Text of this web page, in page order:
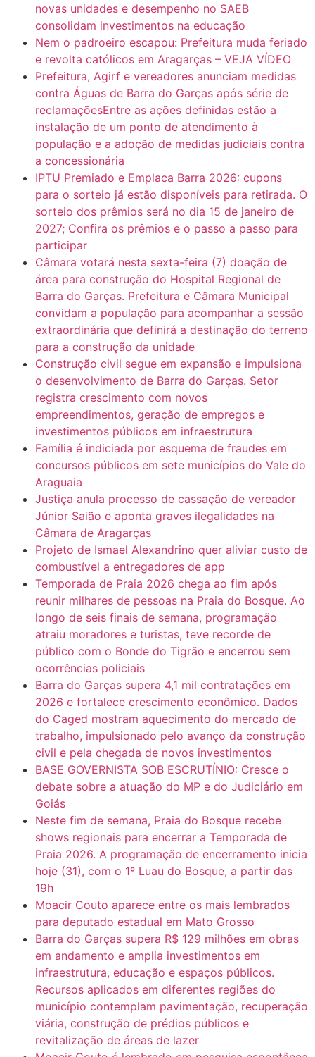
novas unidades e desempenho no SAEB
consolidam investimentos na educação
Nem o padroeiro escapou: Prefeitura muda feriado
e revolta católicos em Aragarças – VEJA VÍDEO
Prefeitura, Agirf e vereadores anunciam medidas
contra Águas de Barra do Garças após série de
reclamaçõesEntre as ações definidas estão a
instalação de um ponto de atendimento à
população e a adoção de medidas judiciais contra
a concessionária
IPTU Premiado e Emplaca Barra 2026: cupons
para o sorteio já estão disponíveis para retirada. O
sorteio dos prêmios será no dia 15 de janeiro de
2027; Confira os prêmios e o passo a passo para
participar
Câmara votará nesta sexta-feira (7) doação de
área para construção do Hospital Regional de
Barra do Garças. Prefeitura e Câmara Municipal
convidam a população para acompanhar a sessão
extraordinária que definirá a destinação do terreno
para a construção da unidade
Construção civil segue em expansão e impulsiona
o desenvolvimento de Barra do Garças. Setor
registra crescimento com novos
empreendimentos, geração de empregos e
investimentos públicos em infraestrutura
Família é indiciada por esquema de fraudes em
concursos públicos em sete municípios do Vale do
Araguaia
Justiça anula processo de cassação de vereador
Júnior Saião e aponta graves ilegalidades na
Câmara de Aragarças
Projeto de Ismael Alexandrino quer aliviar custo de
combustível a entregadores de app
Temporada de Praia 2026 chega ao fim após
reunir milhares de pessoas na Praia do Bosque. Ao
longo de seis finais de semana, programação
atraiu moradores e turistas, teve recorde de
público com o Bonde do Tigrão e encerrou sem
ocorrências policiais
Barra do Garças supera 4,1 mil contratações em
2026 e fortalece crescimento econômico. Dados
do Caged mostram aquecimento do mercado de
trabalho, impulsionado pelo avanço da construção
civil e pela chegada de novos investimentos
BASE GOVERNISTA SOB ESCRUTÍNIO: Cresce o
debate sobre a atuação do MP e do Judiciário em
Goiás
Neste fim de semana, Praia do Bosque recebe
shows regionais para encerrar a Temporada de
Praia 2026. A programação de encerramento inicia
hoje (31), com o 1º Luau do Bosque, a partir das
19h
Moacir Couto aparece entre os mais lembrados
para deputado estadual em Mato Grosso
Barra do Garças supera R$ 129 milhões em obras
em andamento e amplia investimentos em
infraestrutura, educação e espaços públicos.
Recursos aplicados em diferentes regiões do
município contemplam pavimentação, recuperação
viária, construção de prédios públicos e
revitalização de áreas de lazer